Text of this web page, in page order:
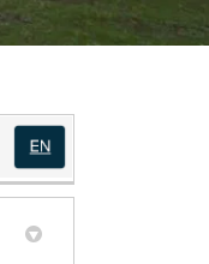
externes)
(Liens externes)